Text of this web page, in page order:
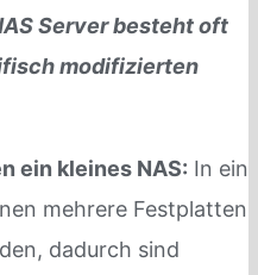
Server besteht oft
modifizierten
ein kleines NAS: In ein
mehrere Festplatten
dadurch sind